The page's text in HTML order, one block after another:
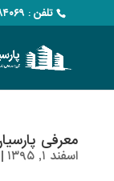
تلفن : ۰۹۱۲۴۳۸۴۰۶۹ (مهندس علیزاده)
معرفی
اسفند ۱, ۱۳۹۵ |